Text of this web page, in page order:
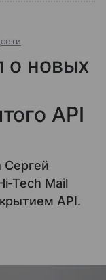
о новых
API
Сергей
Tech Mail
API.